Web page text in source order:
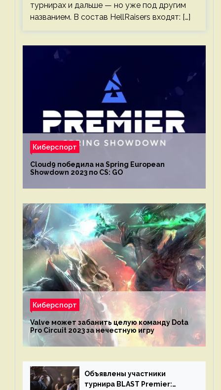
турнирах и дальше — но уже под другим
названием. В состав HellRaisers входят: […]
Киберспорт
Cloud9 победила на Spring European
Showdown 2023 по CS: GO
Киберспорт
Valve может забанить целую команду Dota
Pro Circuit 2023 за нечестную игру
Объявлены участники
турнира BLAST Premier: